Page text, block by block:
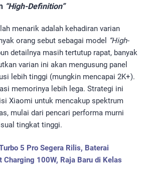
“High-Definition”
menarik adalah kehadiran varian
orang sebut sebagai model “High-
detailnya masih tertutup rapat, banyak
varian ini akan mengusung panel
lebih tinggi (mungkin mencapai 2K+).
memorinya lebih lega. Strategi ini
Xiaomi untuk mencakup spektrum
mulai dari pencari performa murni
tingkat tinggi.
5 Pro Segera Rilis, Baterai
Charging 100W, Raja Baru di Kelas